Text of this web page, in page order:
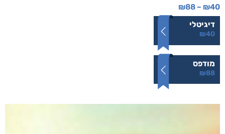
₪40
–
₪88
דיגיטלי
₪40
מודפס
₪88